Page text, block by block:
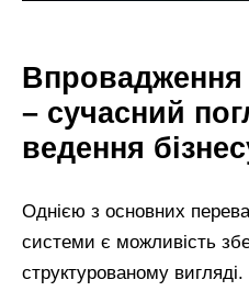
Впровадження
– сучасний
ведення
Однією з основних
системи є можливість
структурованому